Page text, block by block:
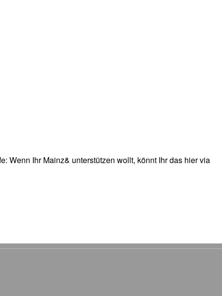
Wenn Ihr Mainz& unterstützen wollt, könnt Ihr das hier via